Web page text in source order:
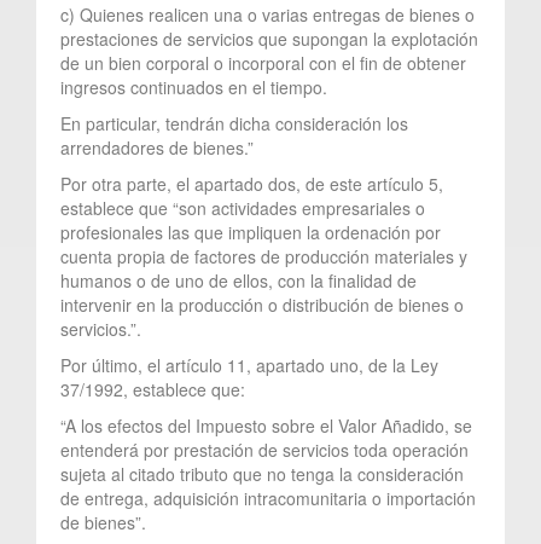
c) Quienes realicen una o varias entregas de bienes o
prestaciones de servicios que supongan la explotación
de un bien corporal o incorporal con el fin de obtener
ingresos continuados en el tiempo.
En particular, tendrán dicha consideración los
arrendadores de bienes.”
Por otra parte, el apartado dos, de este artículo 5,
establece que “son actividades empresariales o
profesionales las que impliquen la ordenación por
cuenta propia de factores de producción materiales y
humanos o de uno de ellos, con la finalidad de
intervenir en la producción o distribución de bienes o
servicios.”.
Por último, el artículo 11, apartado uno, de la Ley
37/1992, establece que:
“A los efectos del Impuesto sobre el Valor Añadido, se
entenderá por prestación de servicios toda operación
sujeta al citado tributo que no tenga la consideración
de entrega, adquisición intracomunitaria o importación
de bienes”.